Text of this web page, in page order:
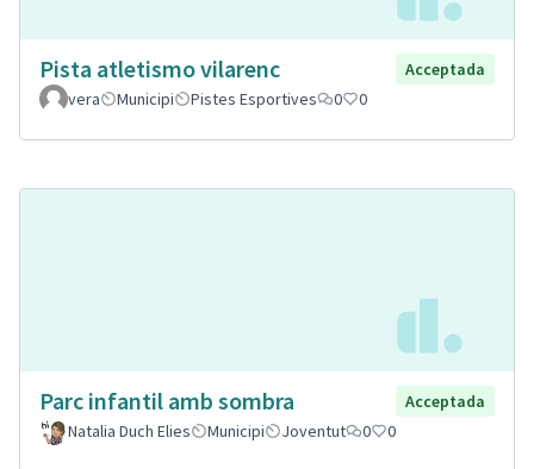
Pista atletismo vilarenc
Acceptada
vera
Municipi Pistes Esportives 0 0
Parc infantil amb sombra
Acceptada
Natalia Duch Elies
Municipi Joventut 0 0